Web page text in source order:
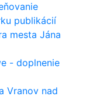
publikácií
mesta Jána
- doplnenie
Vranov nad